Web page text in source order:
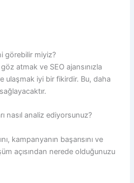
görebilir miyiz?
atmak ve SEO ajansınızla
ulaşmak iyi bir fikirdir. Bu, daha
nasıl analiz ediyorsunuz?
kampanyanın başarısını ve
açısından nerede olduğunuzu